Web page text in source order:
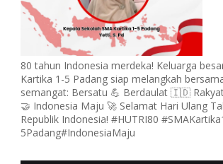
80 tahun Indonesia merdeka! Keluarga
Kartika 1-5 Padang siap melangkah
semangat: Bersatu 💪 Berdaulat 🇮🇩
🤝 Indonesia Maju 🚀 Selamat Hari Ulang
Republik Indonesia! #HUTRI80
5Padang#IndonesiaMaju